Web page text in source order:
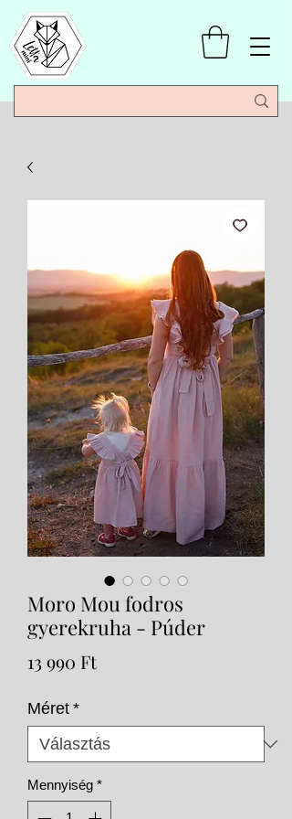
Moro Mou fodros
gyerekruha - Púder
13 990 FtÁr
Méret *
Mennyiség *